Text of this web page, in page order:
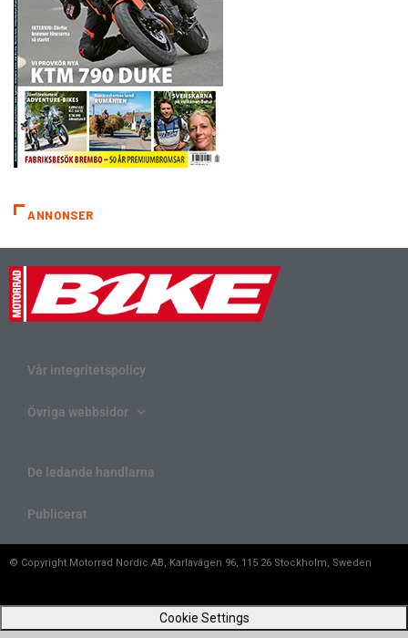
ANNONSER
Vår integritetspolicy
Övriga webbsidor
De ledande handlarna
Publicerat
© Copyright Motorrad Nordic AB, Karlavägen 96, 115 26 Stockholm, Sweden
Cookie Settings